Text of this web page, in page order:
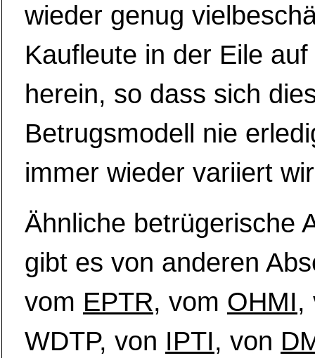
wieder genug
Kaufleute in der Eile
herein, so dass sich
Betrugsmodell nie
immer wieder variiert
Ähnliche betrügerische
gibt es von anderen
vom EPTR, vom OHMI,
WDTP, von IPTI, von